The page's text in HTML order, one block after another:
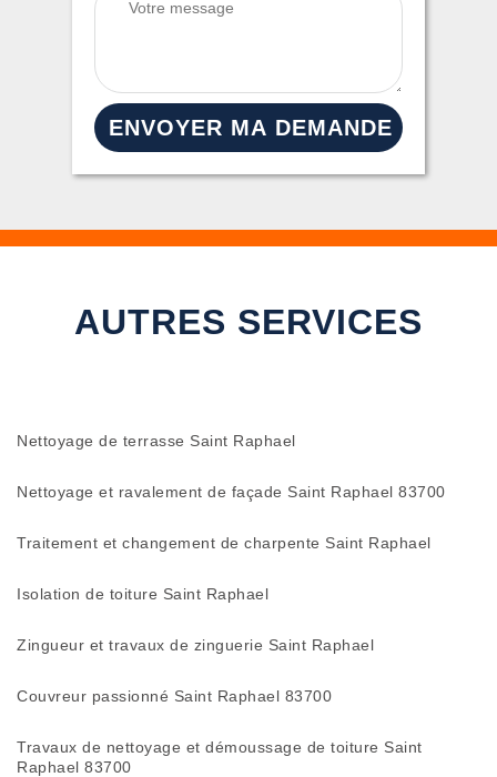
AUTRES SERVICES
Nettoyage de terrasse Saint Raphael
Nettoyage et ravalement de façade Saint Raphael 83700
Traitement et changement de charpente Saint Raphael
Isolation de toiture Saint Raphael
Zingueur et travaux de zinguerie Saint Raphael
Couvreur passionné Saint Raphael 83700
Travaux de nettoyage et démoussage de toiture Saint
Raphael 83700